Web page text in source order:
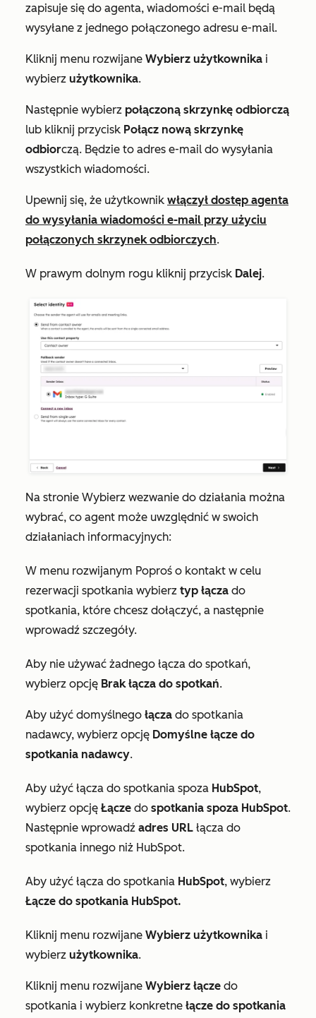
zapisuje się do agenta, wiadomości e-mail będą
wysyłane z jednego połączonego adresu e-mail.
Kliknij menu rozwijane Wybierz użytkownika i
wybierz użytkownika.
Następnie wybierz połączoną skrzynkę odbiorczą
lub kliknij przycisk Połącz nową skrzynkę
odbiorczą. Będzie to adres e-mail do wysyłania
wszystkich wiadomości.
Upewnij się, że użytkownik włączył dostęp agenta
do wysyłania wiadomości e-mail przy użyciu
połączonych skrzynek odbiorczych.
W prawym dolnym rogu kliknij przycisk Dalej.
Na stronie Wybierz wezwanie do działania można
wybrać, co agent może uwzględnić w swoich
działaniach informacyjnych:
W menu rozwijanym Poproś o kontakt w celu
rezerwacji spotkania wybierz typ łącza do
spotkania, które chcesz dołączyć, a następnie
wprowadź szczegóły.
Aby nie używać żadnego łącza do spotkań,
wybierz opcję Brak łącza do spotkań.
Aby użyć domyślnego łącza do spotkania
nadawcy, wybierz opcję Domyślne łącze do
spotkania nadawcy.
Aby użyć łącza do spotkania spoza HubSpot,
wybierz opcję Łącze do spotkania spoza HubSpot.
Następnie wprowadź adres URL łącza do
spotkania innego niż HubSpot.
Aby użyć łącza do spotkania HubSpot, wybierz
Łącze do spotkania HubSpot.
Kliknij menu rozwijane Wybierz użytkownika i
wybierz użytkownika.
Kliknij menu rozwijane Wybierz łącze do
spotkania i wybierz konkretne łącze do spotkania